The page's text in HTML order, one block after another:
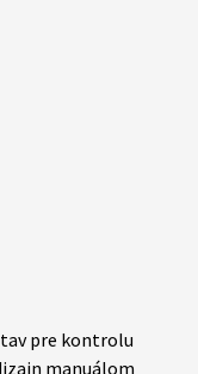
pre kontrolu
manuálom